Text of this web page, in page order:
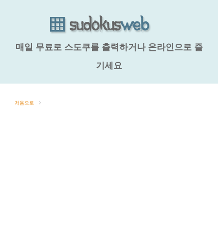
매일 무료로 스도쿠를 출력하거나 온라인으로 즐
기세요
처음으로